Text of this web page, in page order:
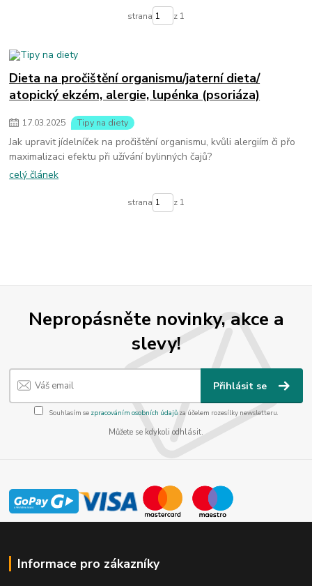
strana z 1
Dieta na pročištění organismu/jaterní dieta/
atopický ekzém, alergie, lupénka (psoriáza)
17.03.2025 Tipy na diety
Jak upravit jídelníček na pročištění organismu, kvůli alergiím či přo
maximalizaci efektu při užívání bylinných čajů?
celý článek
strana z 1
Nepropásněte novinky, akce a
slevy!
Přihlásit se
Souhlasím se zpracováním osobních údajůza účelem rozesílky newsletteru.
Můžete se kdykoli odhlásit.
Informace pro zákazníky